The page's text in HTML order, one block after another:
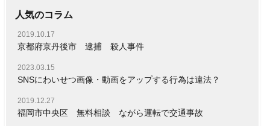
人気のコラム
2019.10.17
京都府京丹後市 逮捕 殺人事件
2023.03.15
SNSにわいせつ画像・動画をアップする行為は違法？
2019.12.27
福岡市中央区 無料相談 ながら運転で交通事故